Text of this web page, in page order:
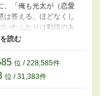
、「俺も光太が（恋愛
は答える。ほどなくし
いたふたりは動揺のあ
めた光太は慧に告白さ
は親友どうしのまま。
励む最中、ふとした
た恋心に気づくが、
力で光太から逃げ始め
位 / 228,585件
位 / 31,383件